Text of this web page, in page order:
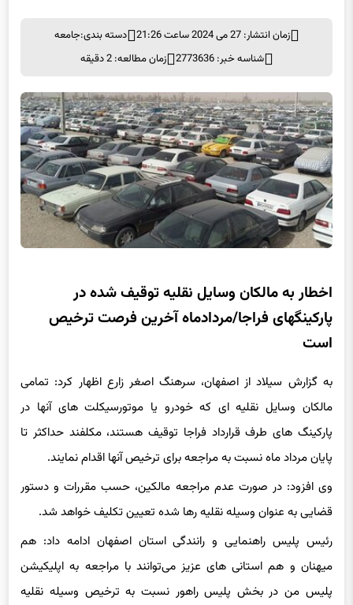
زمان انتشار: 27 می 2024 ساعت 21:26 دسته بندی:جامعه
شناسه خبر: 2773636
زمان مطالعه: 2 دقیقه
اخطار به مالکان وسایل نقلیه توقیف شده در
پارکینگهای فراجا/مردادماه آخرین فرصت ترخیص
است
به گزارش سیلاد از اصفهان، سرهنگ اصغر زارع اظهار کرد: تمامی
مالکان وسایل نقلیه ای که خودرو یا موتورسیکلت های آنها در
پارکینگ های طرف قرارداد فراجا توقیف هستند، مکلفند حداکثر تا
پایان مرداد ماه نسبت به مراجعه برای ترخیص آنها اقدام نمایند.
وی افزود: در صورت عدم مراجعه مالکین، حسب مقررات و دستور
قضایی به عنوان وسیله نقلیه رها شده تعیین تکلیف خواهد شد.
رئیس پلیس راهنمایی و رانندگی استان اصفهان ادامه داد: هم‌
میهنان و هم استانی های عزیز می‌توانند با مراجعه به اپلیکیشن
پلیس من در بخش پلیس راهور نسبت به ترخیص وسیله نقلیه